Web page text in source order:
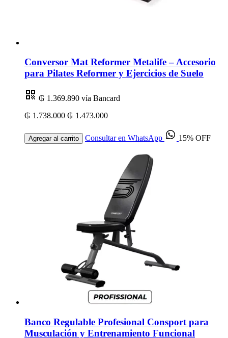
Conversor Mat Reformer Metalife – Accesorio
para Pilates Reformer y Ejercicios de Suelo
₲ 1.369.890 vía Bancard
₲ 1.738.000 ₲ 1.473.000
Agregar al carrito Consultar en WhatsApp 15% OFF
Banco Regulable Profesional Consport para
Musculación y Entrenamiento Funcional